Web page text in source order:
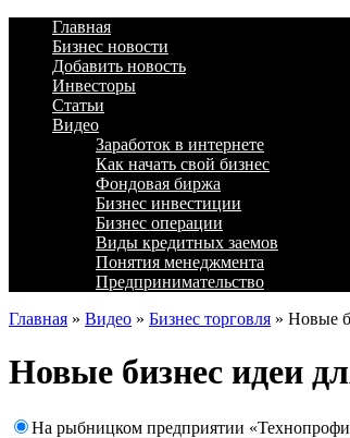
Главная
Бизнес новости
Добавить новость
Инвесторы
Статьи
Видео
Заработок в интернете
Как начать свой бизнес
Фондовая биржа
Бизнес инвестиции
Бизнес операции
Виды кредитных заемов
Понятия менеджмента
Предпринимательство
Главная » Видео » Бизнес торговля » Новые
Новые бизнес идеи
На рыбницком предприятии